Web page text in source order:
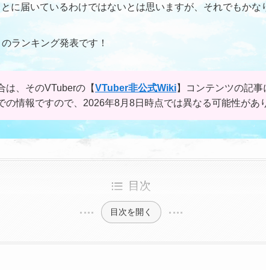
に届いているわけではないとは思いますが、それでもか
ランキング発表です！
は、そのVTuberの【VTuber非公式Wiki】コンテンツの記
の情報ですので、2026年8月8日時点では異なる可能性があ
目次
目次を開く